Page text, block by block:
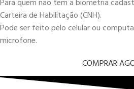
Para quem não tem a biometria
Carteira de Habilitação (CNH).
Pode ser feito pelo celular ou
microfone.
COMPRAR